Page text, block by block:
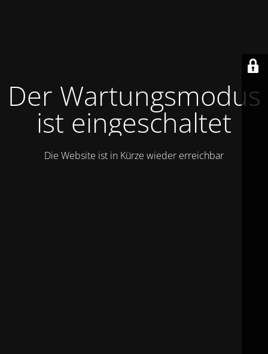
Der Wartungsmodus
ist eingeschaltet
Die Website ist in Kürze wieder erreichbar